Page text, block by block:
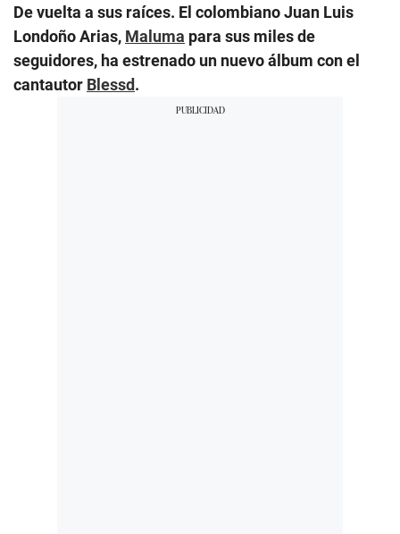
De vuelta a sus raíces. El colombiano Juan Luis
Londoño Arias, Maluma para sus miles de
seguidores, ha estrenado un nuevo álbum con el
cantautor Blessd.